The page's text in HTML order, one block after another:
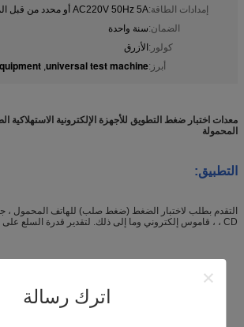
اترك رسالة
إمدادات الطاقة:AC220V 50Hz 5A أو محدد من قبل المستخدم
الضمان:سنة واحدة
كولور:الأزرق
أبرز:universal test machine
,
معدات اختبار ضغط التطويق للأجهزة الإلكترونية الاستهلاكية
المحمولة
التطبيق:
، CD ، قاموس إلكتروني وما إلى ذلك. لتقدير قدرة السلع على مكافحة الضغط.